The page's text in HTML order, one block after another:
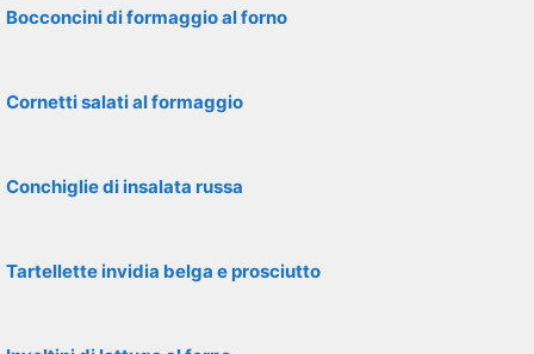
Bocconcini di formaggio al forno
Cornetti salati al formaggio
Conchiglie di insalata russa
Tartellette invidia belga e prosciutto